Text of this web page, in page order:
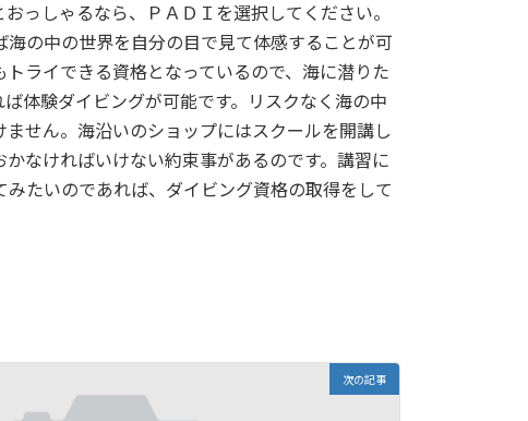
っしゃるなら、ＰＡＤＩを選択してください。
の中の世界を自分の目で見て体感することが可
ライできる資格となっているので、海に潜りた
体験ダイビングが可能です。リスクなく海の中
せん。海沿いのショップにはスクールを開講し
なければいけない約束事があるのです。講習に
たいのであれば、ダイビング資格の取得をして
次の記事